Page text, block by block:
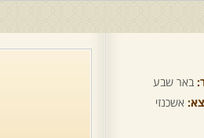
באר שבע
אשכנזי